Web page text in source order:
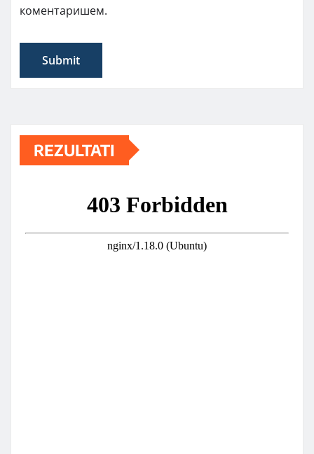
коментаришем.
REZULTATI